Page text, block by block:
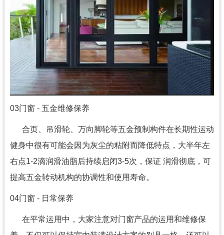
03门窗 - 五金维修保养
合页、吊滑轮、万向脚轮等五金预制构件在长期性运动
健身中很有可能会因为灰尘的粘附而降低特点，大半年左
右点1-2滴润滑油脂后持续启闭3-5次，保证 润滑彻底，可
提高五金转动机构的协调性和使用寿命。
04门窗 - 日常保养
在平常运用中，大家注意对门窗产品的运用和维修保